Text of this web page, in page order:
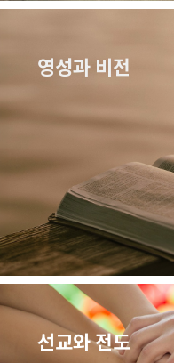
영성과 비전
선교와 전도